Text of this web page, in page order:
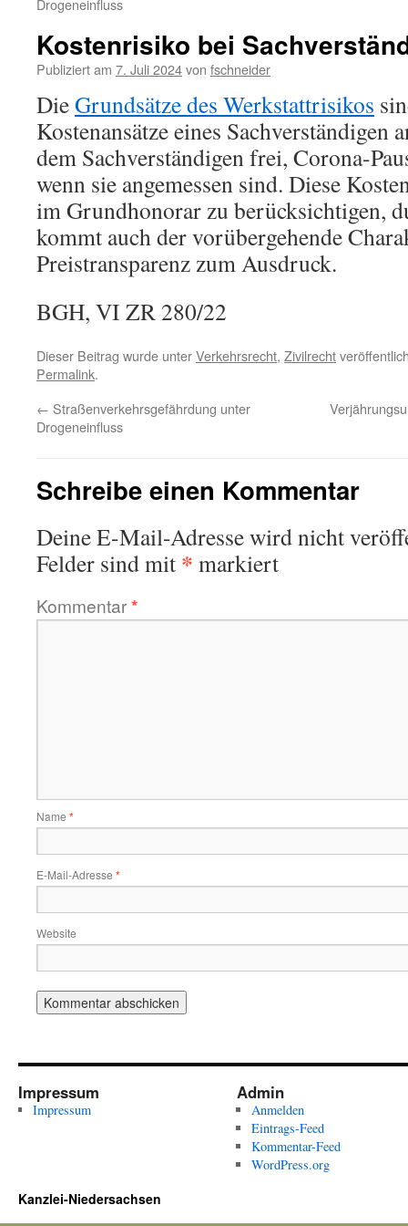
Drogeneinfluss
Kostenrisiko bei
Publiziert am 7. Juli 2024von fschneider
DieGrundsätze des Werkstattrisikos
Kostenansätze eines Sachverständigen
dem Sachverständigen frei, Corona-
wenn sie angemessen sind. Diese
im Grundhonorar zu berücksichtigen,
kommt auch der vorübergehende
Preistransparenz zum Ausdruck.
BGH, VI ZR 280/22
Dieser Beitrag wurde unterVerkehrsrecht, Zivilrecht
Permalink.
← Straßenverkehrsgefährdung unter
Drogeneinfluss
Schreibe einen Kommentar
Deine E-Mail-Adresse wird nicht
Felder sind mit * markiert
Kommentar*
Name *
E-Mail-Adresse *
Website
Impressum
Impressum
Admin
Anmelden
Eintrags-Feed
Kommentar-Feed
WordPress.org
Kanzlei-Niedersachsen